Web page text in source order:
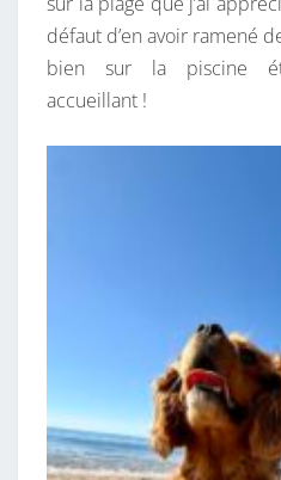
défaut d’en avoir ramené
bien sur la piscine
accueillant !